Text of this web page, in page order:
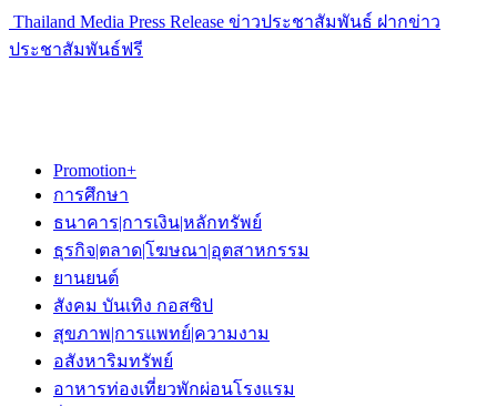
Thailand Media Press Release ข่าวประชาสัมพันธ์ ฝากข่าว
ประชาสัมพันธ์ฟรี
Promotion+
การศึกษา
ธนาคาร|การเงิน|หลักทรัพย์
ธุรกิจ|ตลาด|โฆษณา|อุตสาหกรรม
ยานยนต์
สังคม บันเทิง กอสซิป
สุขภาพ|การแพทย์|ความงาม
อสังหาริมทรัพย์
อาหารท่องเที่ยวพักผ่อนโรงแรม